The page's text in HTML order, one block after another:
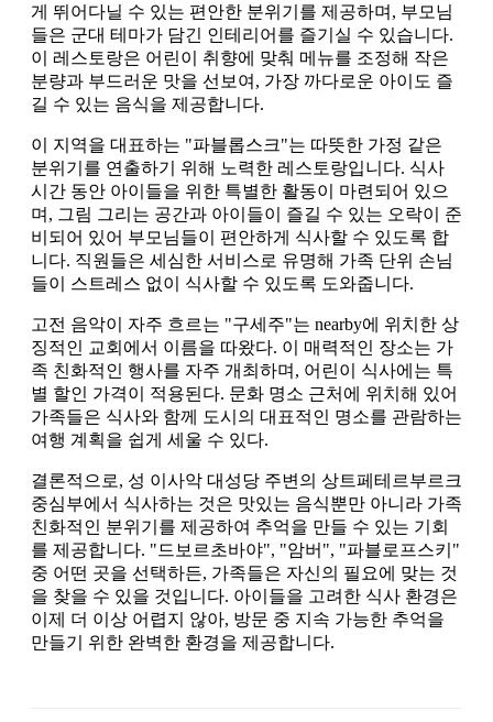
게 뛰어다닐 수 있는 편안한 분위기를 제공하며, 부모님
들은 군대 테마가 담긴 인테리어를 즐기실 수 있습니다.
이 레스토랑은 어린이 취향에 맞춰 메뉴를 조정해 작은
분량과 부드러운 맛을 선보여, 가장 까다로운 아이도 즐
길 수 있는 음식을 제공합니다.
이 지역을 대표하는 "파블롭스크"는 따뜻한 가정 같은
분위기를 연출하기 위해 노력한 레스토랑입니다. 식사
시간 동안 아이들을 위한 특별한 활동이 마련되어 있으
며, 그림 그리는 공간과 아이들이 즐길 수 있는 오락이 준
비되어 있어 부모님들이 편안하게 식사할 수 있도록 합
니다. 직원들은 세심한 서비스로 유명해 가족 단위 손님
들이 스트레스 없이 식사할 수 있도록 도와줍니다.
고전 음악이 자주 흐르는 "구세주"는 nearby에 위치한 상
징적인 교회에서 이름을 따왔다. 이 매력적인 장소는 가
족 친화적인 행사를 자주 개최하며, 어린이 식사에는 특
별 할인 가격이 적용된다. 문화 명소 근처에 위치해 있어
가족들은 식사와 함께 도시의 대표적인 명소를 관람하는
여행 계획을 쉽게 세울 수 있다.
결론적으로, 성 이사악 대성당 주변의 상트페테르부르크
중심부에서 식사하는 것은 맛있는 음식뿐만 아니라 가족
친화적인 분위기를 제공하여 추억을 만들 수 있는 기회
를 제공합니다. "드보르초바야", "암버", "파블로프스키"
중 어떤 곳을 선택하든, 가족들은 자신의 필요에 맞는 것
을 찾을 수 있을 것입니다. 아이들을 고려한 식사 환경은
이제 더 이상 어렵지 않아, 방문 중 지속 가능한 추억을
만들기 위한 완벽한 환경을 제공합니다.